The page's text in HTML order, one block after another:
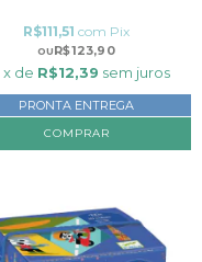
R$123,90
R$111,51 com Pix
x de R$12,39 sem juros
PRONTA ENTREGA